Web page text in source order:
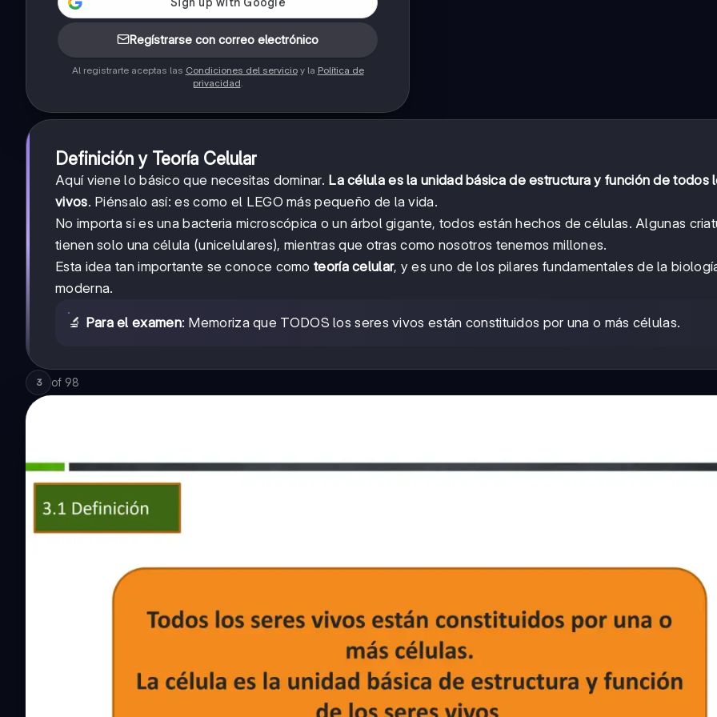
Regístrarse con correo electrónico
Al registrarte aceptas las Condiciones del servicioy la Política de
privacidad.
Definición y Teoría Celular
Aquí viene lo básico que necesitas dominar. La célula es la unidad básica de estructura y función de todos
vivos. Piénsalo así: es como el LEGO más pequeño de la vida.
No importa si es una bacteria microscópica o un árbol gigante, todos están hechos de células. Algunas
tienen solo una célula (unicelulares), mientras que otras como nosotros tenemos millones.
Esta idea tan importante se conoce como teoría celular, y es uno de los pilares fundamentales de la
moderna.
🔬 Para el examen: Memoriza que TODOS los seres vivos están constituidos por una o más células.
3 of 98